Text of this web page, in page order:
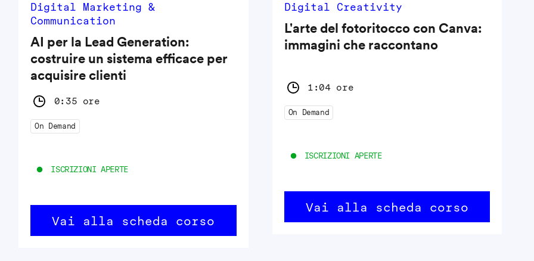
Digital Marketing &
Communication
AI per la Lead Generation:
costruire un sistema efficace per
acquisire clienti
0:35 ore
On Demand
ISCRIZIONI APERTE
Vai alla scheda corso
Digital Creativity
L'arte del fotoritocco con Canva:
immagini che raccontano
1:04 ore
On Demand
ISCRIZIONI APERTE
Vai alla scheda corso